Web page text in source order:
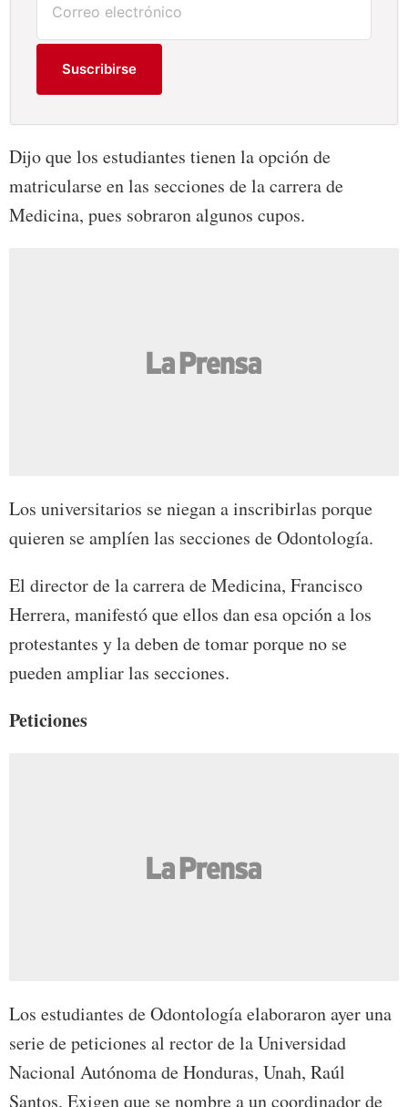
Suscribirse
Dijo que los estudiantes tienen la opción de
matricularse en las secciones de la carrera de
Medicina, pues sobraron algunos cupos.
Los universitarios se niegan a inscribirlas porque
quieren se amplíen las secciones de Odontología.
El director de la carrera de Medicina, Francisco
Herrera, manifestó que ellos dan esa opción a los
protestantes y la deben de tomar porque no se
pueden ampliar las secciones.
Peticiones
Los estudiantes de Odontología elaboraron ayer una
serie de peticiones al rector de la Universidad
Nacional Autónoma de Honduras, Unah, Raúl
Santos. Exigen que se nombre a un coordinador de